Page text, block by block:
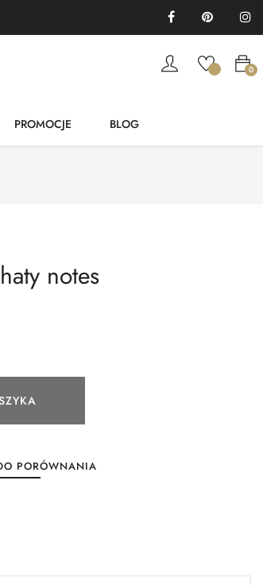
FacebookPinterest
0
PROMOCJE BLOG
notes
PORÓWNANIA